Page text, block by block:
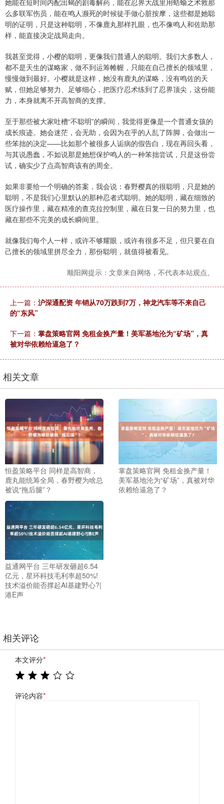
么多联军伤员，能在鸣人濒死的时候徒手做心脏按摩，这些都是她聪
明的证明，只是这种聪明，不像鹿丸那样扎眼，也不像鸣人和佐助那
样，能直接决定战局走向。
我甚至觉得，小樱的聪明，更像我们普通人的聪明。我们大多数人，
都不是天生的谋略家，做不到运筹帷幄，只能在自己擅长的领域里，
慢慢做到最好。小樱就是这样，她没有鹿丸的谋略，没有鸣佐的天
赋，但她足够努力、足够细心，把医疗忍术练到了忍界顶尖，这份能
力，本身就离不开高智商的支撑。
至于那些被大家吐槽“不聪明”的瞬间，我觉得更像是一个普通女孩的
成长痕迹。她会迷茫，会无助，会因为在乎的人乱了阵脚，会做出一
些笨拙的决定——比如那个被很多人诟病的假告白，现在再回头看，
与其说愚蠢，不如说那是她想保护鸣人的一种笨拙尝试，只是这份尝
试，确实少了点高智商该有的周全。
如果非要给一个明确的答案，我会说：春野樱真的很聪明，只是她的
聪明，不是我们心里默认的那种忍者式聪明。她的聪明，藏在细致的
医疗操作里，藏在精准的查克拉控制里，藏在日复一日的努力里，也
藏在那些不完美的成长瞬间里。
就像我们每个人一样，或许不够耀眼，或许有很多不足，但只要在自
己擅长的领域里拼尽全力，那份聪明，就值得被看见。
顺阳网提示：文章来自网络，不代表本站观点。
上一篇： 沪深通配资 年销从70万跌到7万，神龙汽车等不来自己
的“东风”
下一篇： 掌盘策略官网 免租金换产量！美军基地沦为“矿场”，真
被对华依赖给逼急了？
相关文章
恒盈策略平台 同样是高智商，
鹿丸能统筹全局，春野樱为啥总
被说“拖后腿”？
掌盘策略官网 免租金换产量！
美军基地沦为“矿场”，真被对华
依赖给逼急了？
益通网平台 三年研发砸超6.54
亿元，星环科技毛利率超50%!
技术溢价能否撑起AI基建野心?|
港E声
相关评论
本文评分*
评论内容*